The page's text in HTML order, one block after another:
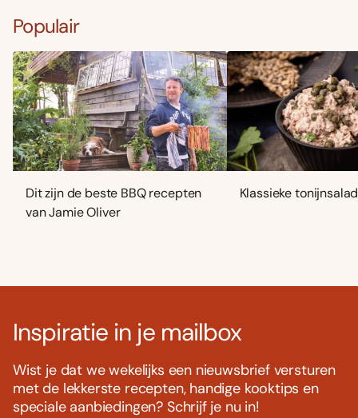
Populair
Dit zijn de beste BBQ recepten
van Jamie Oliver
Klassieke
Inspiratie in je mailbox
Wist je dat we wekelijks een nieuwsbrief versturen
met de lekkerste recepten, handige kooktips en
speciale aanbiedingen? Schrijf je nu in!